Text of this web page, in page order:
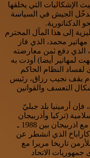
الإشكاليات التي يخلقها
الجيش في السياسة
الدكتاتورية.
إلى هذا المآل المحترم
محمد، الذي فاز
الذي دفع ثمن معارضته
لمهاتير أيضا) أودت به
لفساد النظام الحاكم
يقف نجيب رزاق، رئيس
التعسف والقوانين
أرمينيا بلد جبليّ
(تركيا وأذربيجان
وإيران) من ثلاث جهات، وقد جرت حرب مع اذربيجان بين 1988 ـ
كاراباخ الذي انشطر عن
تاريخا مريرا مع
جمهوريات الاتحاد